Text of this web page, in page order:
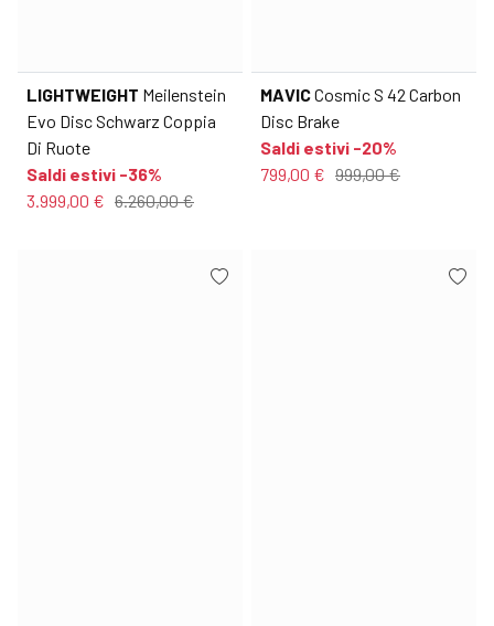
LIGHTWEIGHT Meilenstein
Evo Disc Schwarz Coppia
Di Ruote
Saldi estivi -36%
3.999,00 € 6.260,00 €
MAVICCosmic S 42 Carbon
Disc Brake
Saldi estivi -20%
799,00 € 999,00 €